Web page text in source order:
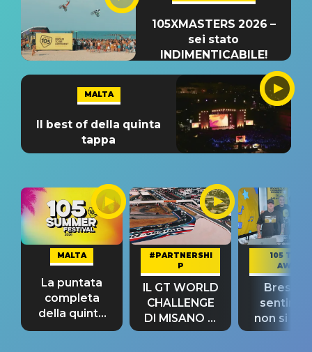
105XMASTERS 2026 –
sei stato
INDIMENTICABILE!
MALTA
Il best of della quinta
tappa
MALTA
La puntata
completa
della quinta
tappa
#PARTNERSHI
P
IL GT WORLD
CHALLENGE
DI MISANO si
riconferma
105 TAKE
AWAY
Bresh:
non si
fino alla